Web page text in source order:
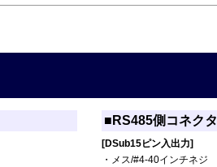
■RS485側コネクタ
[DSub15ピン入出力]
・メス/#4-40インチネジ